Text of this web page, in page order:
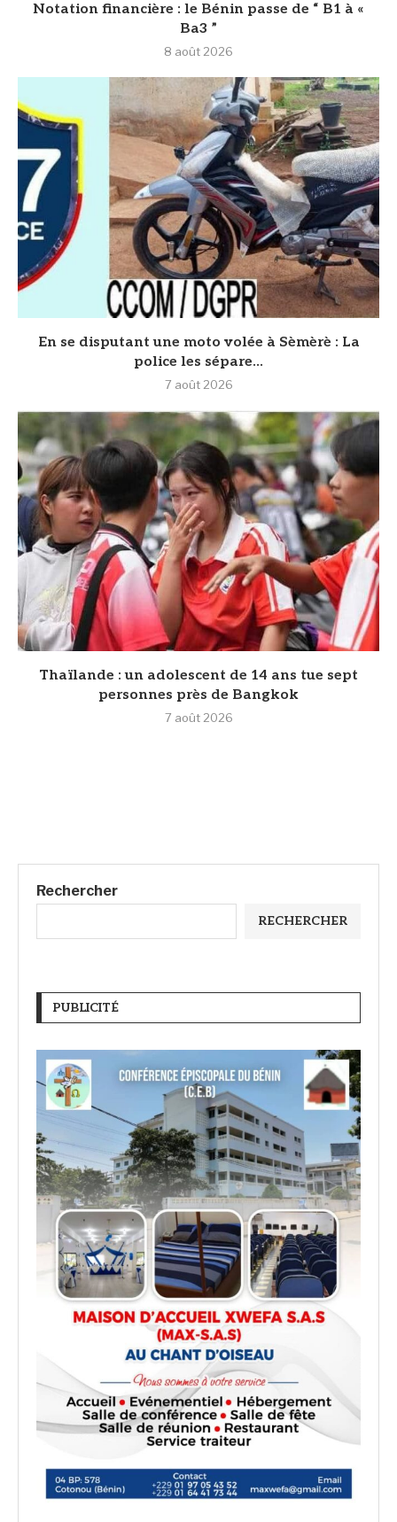
Notation financière : le Bénin passe de “ B1 à «
Ba3 ”
8 août 2026
En se disputant une moto volée à Sèmèrè : La
police les sépare...
7 août 2026
Thaïlande : un adolescent de 14 ans tue sept
personnes près de Bangkok
7 août 2026
Rechercher
RECHERCHER
PUBLICITÉ